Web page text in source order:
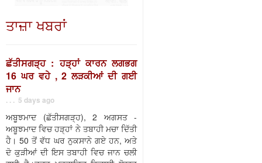
ਤਾਜ਼ਾ ਖਬਰਾਂ
ਛੱਤੀਸਗੜ੍ਹ : ਹੜ੍ਹਾਂ ਕਾਰਨ ਲਗਭਗ
16 ਘਰ ਵਹੇ , 2 ਲੜਕੀਆਂ ਦੀ ਗਈ
ਜਾਨ
. . . 5 days ago
ਅਬੂਝਮਾਦ (ਛੱਤੀਸਗੜ੍ਹ), 2 ਅਗਸਤ -
ਅਬੂਝਮਾਦ ਵਿਚ ਹੜ੍ਹਾਂ ਨੇ ਤਬਾਹੀ ਮਚਾ ਦਿੱਤੀ
ਹੈ। 50 ਤੋਂ ਵੱਧ ਘਰ ਨੁਕਸਾਨੇ ਗਏ ਹਨ, ਅਤੇ
ਦੋ ਕੁੜੀਆਂ ਦੀ ਇਸ ਤਬਾਹੀ ਵਿਚ ਜਾਨ ਚਲੀ